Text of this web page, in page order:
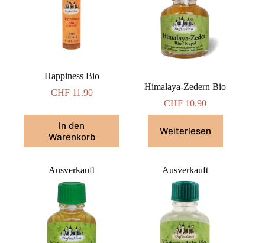
Happiness Bio
CHF11.90
In den
Warenkorb
Himalaya-Zedern Bio
CHF 10.90
Weiterlesen
Ausverkauft Ausverkauft